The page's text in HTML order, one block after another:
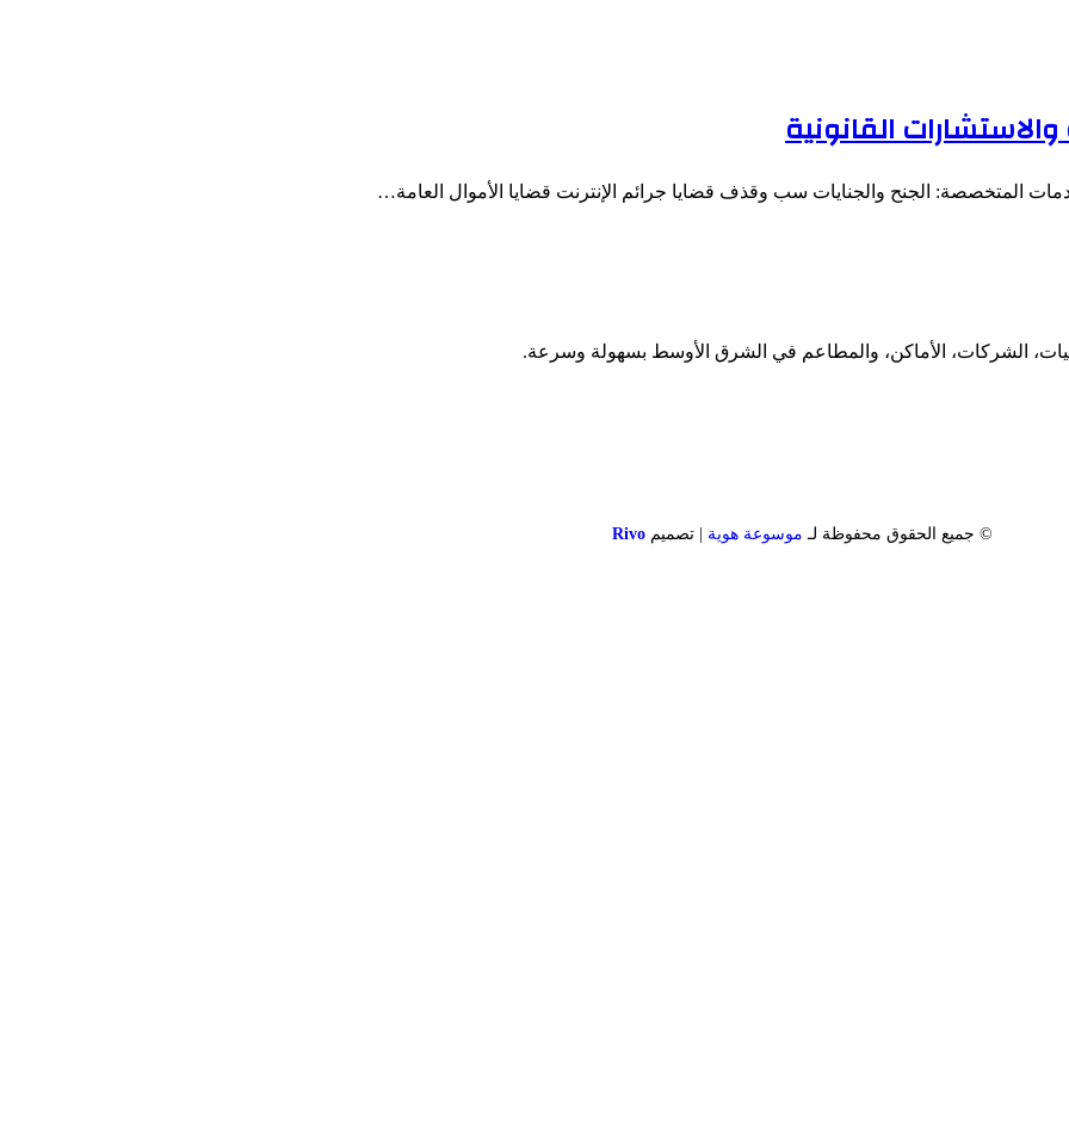
القانونية
المتخصصة: الجنح والجنايات سب وقذف قضايا جرائم الإنترنت قضايا الأموال العامة…
الشركات، الأماكن، والمطاعم في الشرق الأوسط بسهولة وسرعة.
© جميع الحقوق محفوظة لـ موسوعة هوية | تصميمRivo